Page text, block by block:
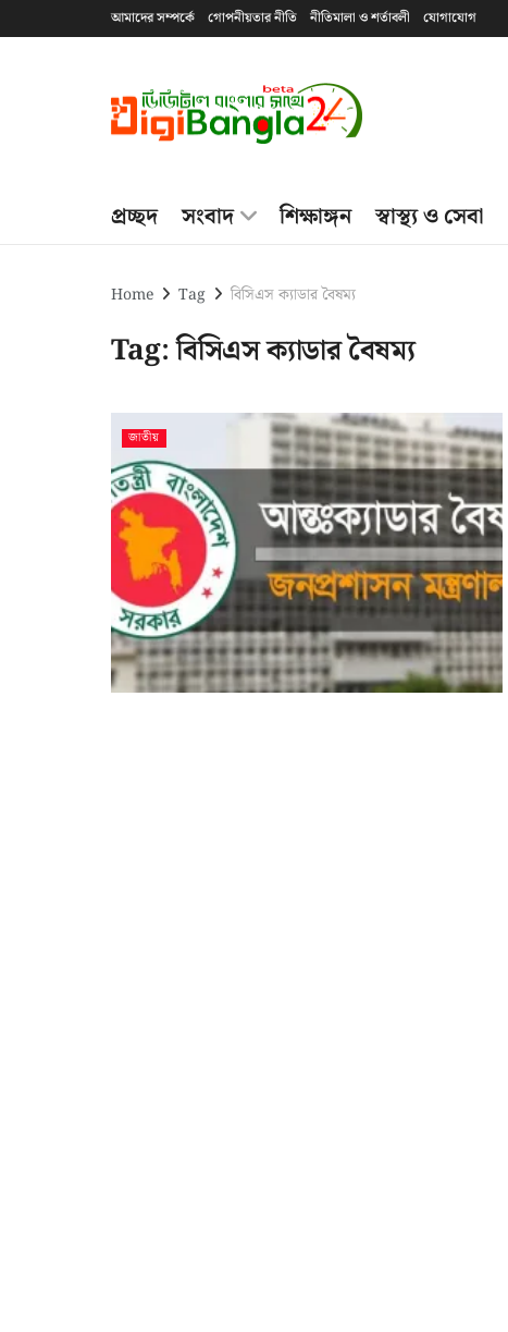
আমাদের সম্পর্কে গোপনীয়তার নীতি নীতিমালা ও শর্তাবলী যোগাযোগ
প্রচ্ছদ সংবাদ শিক্ষাঙ্গন স্বাস্থ্য ও সেবা
Home Tag বিসিএস ক্যাডার বৈষম্য
Tag:বিসিএস ক্যাডার বৈষম্য
জাতীয়